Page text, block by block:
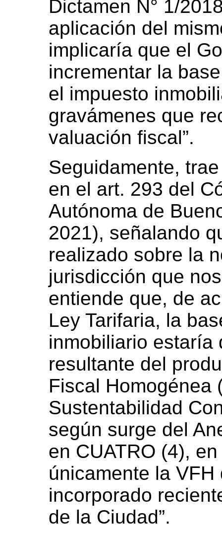
Dictamen N° 1/
aplicación del
implicaría que el
incrementar la
el impuesto
gravámenes que
valuación fiscal”.
Seguidamente,
en el art. 293 del
Autónoma de
2021), señalando
realizado sobre la
jurisdicción que
entiende que, de
Ley Tarifaria, la
inmobiliario estaría
resultante del
Fiscal Homogénea
Sustentabilidad
según surge del
en CUATRO (4),
únicamente la
incorporado
de la Ciudad”.